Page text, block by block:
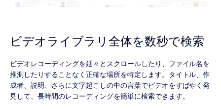
ビデオライブラリ全体を数秒で検索
ビデオレコーディングを延々とスクロールしたり、ファイル名を
推測したりすることなく正確な場所を特定します。タイトル、作
成者、説明、さらに文字起こしの中の言葉でビデオをすばやく発
見して、長時間のレコーディングを簡単に検索できます。